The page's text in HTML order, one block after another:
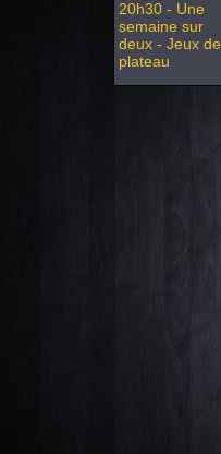
20h30 - Une
semaine sur
deux - Jeux de
plateau